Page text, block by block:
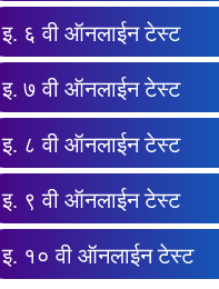
इ. ६ वी ऑनलाईन टेस्ट
इ. ७ वी ऑनलाईन टेस्ट
इ. ८ वी ऑनलाईन टेस्ट
इ. ९ वी ऑनलाईन टेस्ट
इ. १० वी ऑनलाईन टेस्ट